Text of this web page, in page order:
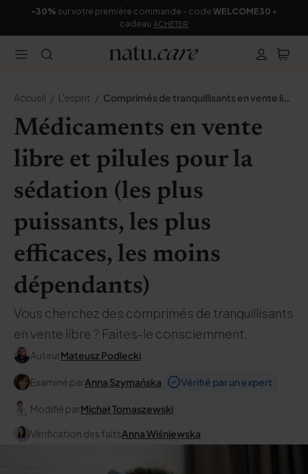
-30% sur votre première commande - code WELCOME30 +
cadeau ACHETER
Accueil L'esprit Comprimés de tranquillisants en vente libre
Médicaments en vente
libre et pilules pour la
sédation (les plus
puissants, les plus
efficaces, les moins
dépendants)
Vous cherchez des comprimés de tranquillisants
en vente libre ? Faites-le consciemment.
AuteurMateusz Podlecki
Examiné parAnna Szymańska Vérifié par un expert
Modifié parMichał Tomaszewski
Vérification des faitsAnna Wiśniewska